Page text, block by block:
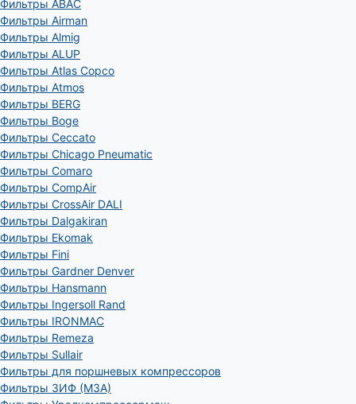
Фильтры ABAC
Фильтры Airman
Фильтры Almig
Фильтры ALUP
Фильтры Atlas Copco
Фильтры Atmos
Фильтры BERG
Фильтры Boge
Фильтры Ceccato
Фильтры Chicago Pneumatic
Фильтры Comaro
Фильтры CompAir
Фильтры CrossAir DALI
Фильтры Dalgakiran
Фильтры Ekomak
Фильтры Fini
Фильтры Gardner Denver
Фильтры Hansmann
Фильтры Ingersoll Rand
Фильтры IRONMAC
Фильтры Remeza
Фильтры Sullair
Фильтры для поршневых компрессоров
Фильтры ЗИФ (МЗА)